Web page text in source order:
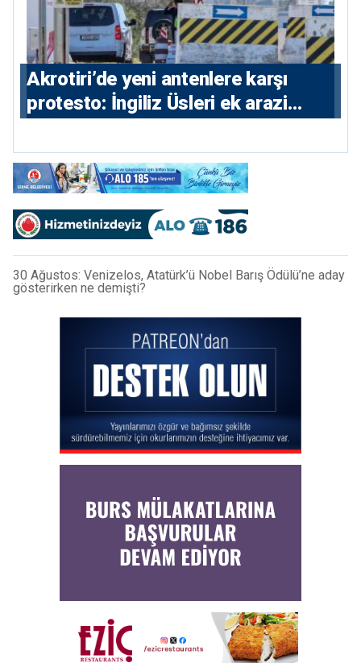
⁠Akrotiri’de yeni antenlere karşı
protesto: İngiliz Üsleri ek arazi
30 Ağustos: Venizelos, Atatürk’ü Nobel Barış Ödülü’ne aday
gösterirken ne demişti?